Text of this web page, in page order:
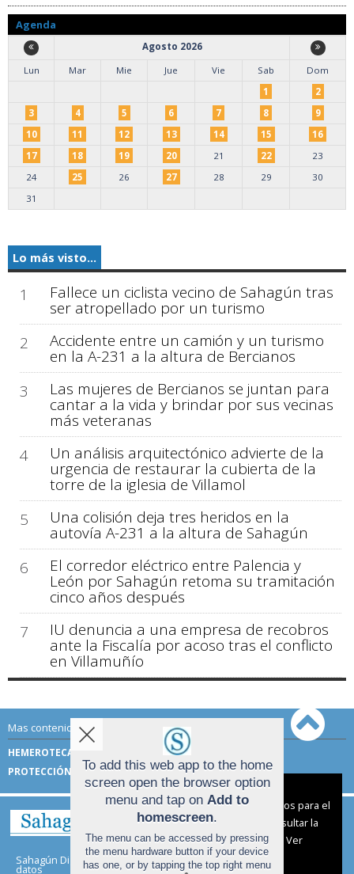
Agenda
Agosto 2026
Lun
Mar Mie Jue Vie Sab
Dom
1
2
3
4 5 6 7 8
9
10
11 12 13 14 15
16
17
18 19 20 21 22
23
24
25 26 27 28 29
30
31
Lo más visto...
1 Fallece un ciclista vecino de Sahagún tras
ser atropellado por un turismo
2
Accidente entre un camión y un turismo
en la A-231 a la altura de Bercianos
3
Las mujeres de Bercianos se juntan para
cantar a la vida y brindar por sus vecinas
más veteranas
4
Un análisis arquitectónico advierte de la
urgencia de restaurar la cubierta de la
torre de la iglesia de Villamol
5
Una colisión deja tres heridos en la
autovía A-231 a la altura de Sahagún
6
El corredor eléctrico entre Palencia y
León por Sahagún retoma su tramitación
cinco años después
7
IU denuncia a una empresa de recobros
ante la Fiscalía por acoso tras el conflicto
en Villamuñío
Mas contenido de Sahagún Digital:
HEMEROTECA
TÉRMINOS DE USO
PROTECCIÓN DE DATOS
Sahagún Digital | Términos de uso|Protección de
datos
To add this web app to the home
screen open the browser option
menu and tap on Add to
homescreen.
The menu can be accessed by pressing
the menu hardware button if your device
has one, or by tapping the top right menu
Aviso sobre el Uso de cookies:
Utilizamos cookies nuestras y de terceros para el
funcionamiento del digital. Puedes consultar la
lista de cookies y como desconectarlas.
Ver
nuestra Política de Privacidad y Cookies